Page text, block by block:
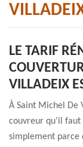
LE TARIF
VILLADEIX
À Saint Michel De
couvreur qu’il
simplement parce